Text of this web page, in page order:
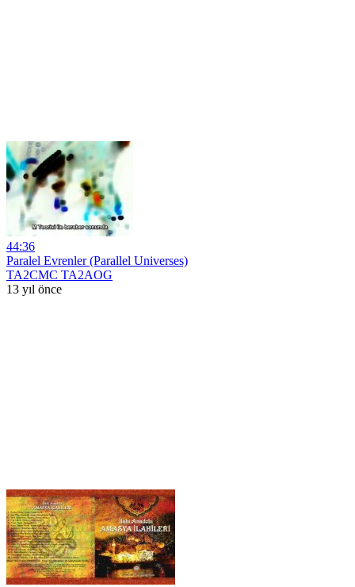
44:36
Paralel Evrenler (Parallel Universes)
TA2CMC TA2AOG
13 yıl önce